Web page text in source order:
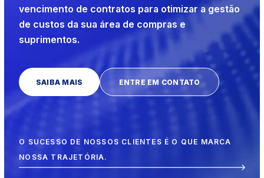
vencimento de contratos para otimizar a gestão
de custos da sua área de compras e
suprimentos.
SAIBA MAIS ENTRE EM CONTATO
O SUCESSO DE NOSSOS CLIENTES É O QUE MARCA
NOSSA TRAJETÓRIA.